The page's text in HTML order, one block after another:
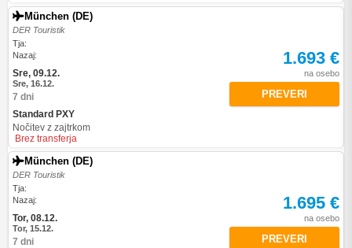
München (DE)
DER Touristik
Tja:
Nazaj:
Sre, 09.12.
Sre, 16.12.
7 dni
Standard PXY
Nočitev z zajtrkom
Brez transferja
1.693 €
na osebo
PREVERI
München (DE)
DER Touristik
Tja:
Nazaj:
Tor, 08.12.
Tor, 15.12.
7 dni
1.695 €
na osebo
PREVERI